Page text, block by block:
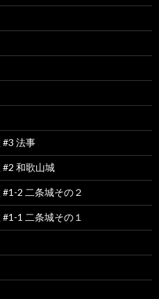
#3 法事
和歌山城
2 二条城その２
1 二条城その１